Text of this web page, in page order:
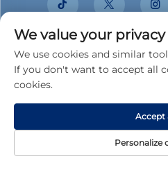
Брзе
Proizvodi
Новине
We value your privacy
We use cookies and similar
If you don't want to accept all
cookies.
Personalize
Accept